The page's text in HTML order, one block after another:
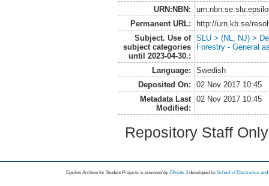
URN:NBN:
Permanent URL:
http://urn.kb.se/
Subject. Use of
subject categories
until 2023-04-30.:
SLU > (NL, NJ) >
Forestry - General
Language:
Swedish
Deposited On:
02 Nov 2017 10:45
Metadata Last
Modified:
02 Nov 2017 10:45
Repository Staff
Epsilon Archive for Student Projects is powored byEPrints 3 developed by School of Electronics